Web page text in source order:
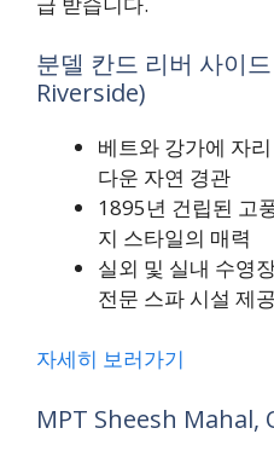
분델 칸드 리버 사이
Riverside)
베트와 강가에 자
다운 자연 경관
1895년 건립된 고
지 스타일의 매력
실외 및 실내 수영
전문 스파 시설 제공
자세히 보러가기
MPT Sheesh Mahal,